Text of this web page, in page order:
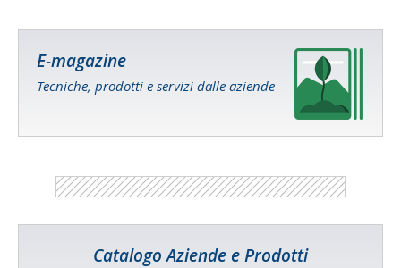
E-magazine
Tecniche, prodotti e servizi dalle aziende
Catalogo Aziende e Prodotti